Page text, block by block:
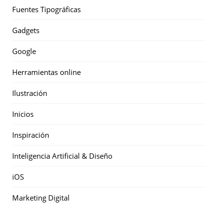
Fuentes Tipográficas
Gadgets
Google
Herramientas online
Ilustración
Inicios
Inspiración
Inteligencia Artificial & Diseño
iOS
Marketing Digital